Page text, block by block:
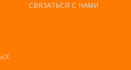
СВЯЗАТЬСЯ С НАМИ